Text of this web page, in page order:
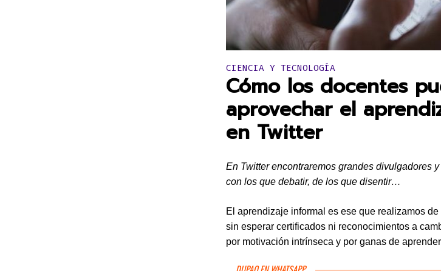
Publicado en:
CIENCIA Y TECNOLOGÍA
Cómo los docentes
aprovechar el
en Twitter
En Twitter encontraremos grandes divulgadores
con los que debatir, de los que disentir…
El aprendizaje informal es ese que realizamos
sin esperar certificados ni reconocimientos a
por motivación intrínseca y por ganas de